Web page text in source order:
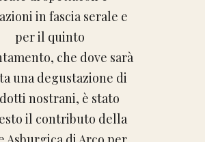
in fascia serale e
per il quinto
che dove sarà
una degustazione di
nostrani, è stato
il contributo della